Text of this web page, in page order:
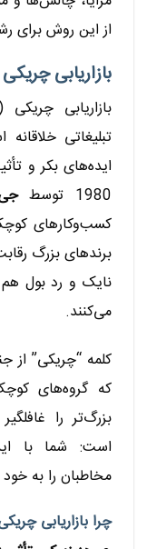
از این روش برای
بازاریابی
تبلیغاتی
ایده‌های بکر و
1980 توسط
کسب‌وکارهای
برندهای بزرگ
نایک و رد بول
می‌کنند.
کلمه “چریکی” از
که گروه‌های
بزرگ‌تر را
است: شما با
مخاطبان را به
چرا بازاریابی